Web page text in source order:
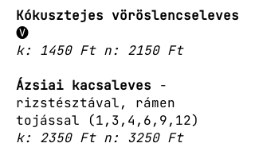
Kókusztejes vöröslencseleves
🅥
k: 1450 Ft n: 2150 Ft
Ázsiai kacsaleves -
rizstésztával, rámen
tojással (1,3,4,6,9,12)
k: 2350 Ft n: 3250 Ft